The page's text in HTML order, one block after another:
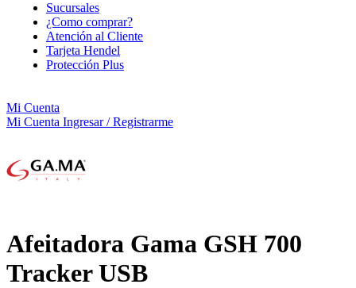
Sucursales
¿Como comprar?
Atención al Cliente
Tarjeta Hendel
Protección Plus
Mi Cuenta
Mi Cuenta Ingresar / Registrarme
Afeitadora Gama GSH 700
Tracker USB